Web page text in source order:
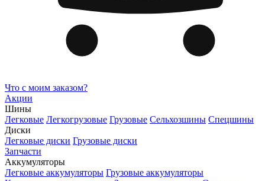
Что с моим заказом?
Акции
Шины
Легковые Легкогрузовые Грузовые Сельхозшины Спецшины
Диски
Легковые диски Грузовые диски
Запчасти
Аккумуляторы
Легковые аккумуляторы Грузовые аккумуляторы